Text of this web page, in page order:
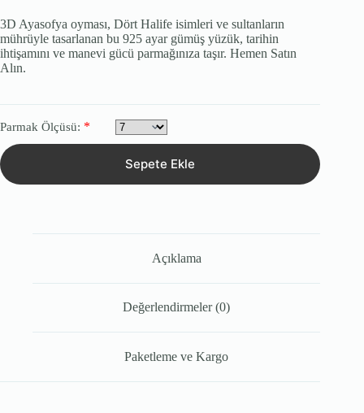
₺19.500,00.
₺17.500,00.
3D Ayasofya oyması, Dört Halife isimleri ve sultanların
mührüyle tasarlanan bu 925 ayar gümüş yüzük, tarihin
ihtişamını ve manevi gücü parmağınıza taşır. Hemen Satın
Alın.
Parmak Ölçüsü: *
Sepete Ekle
Açıklama
Değerlendirmeler (0)
Paketleme ve Kargo